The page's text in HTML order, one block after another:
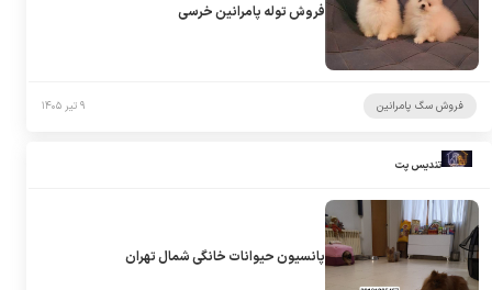
فروش توله پامرانین خرسی
فروش سگ پامرانین ۹ تیر ۱۴۰۵
تندیس پت
پانسیون حیوانات خانگی شمال تهران